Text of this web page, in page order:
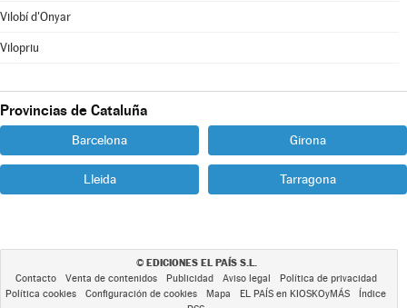
Vilobí d'Onyar
Vilopriu
Provincias de Cataluña
Barcelona Girona
Lleida Tarragona
© EDICIONES EL PAÍS S.L.
Contacto Venta de contenidos Publicidad Aviso legal
Política de privacidad
Política cookies
Configuración de cookies Mapa EL PAÍS en KIOSKOyMÁS
Índice